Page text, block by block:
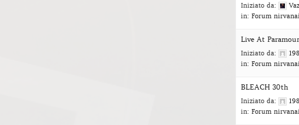
Iniziato da:
Vaz
in: Forum
Live At
Iniziato da:
in: Forum
BLEACH 30th
Iniziato da:
in: Forum